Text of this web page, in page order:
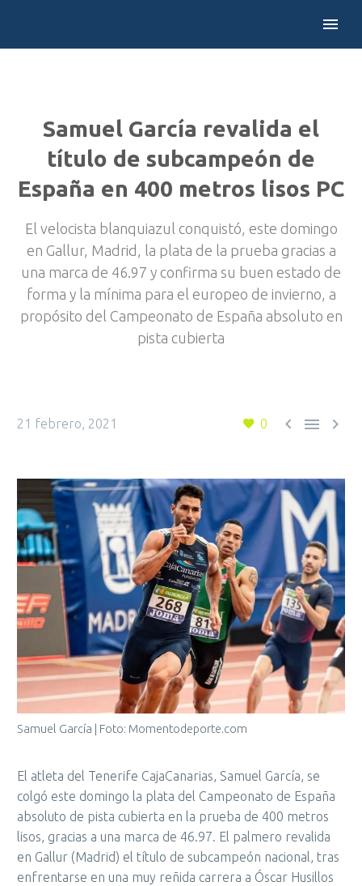
Samuel García revalida el
título de subcampeón de
España en 400 metros lisos PC
El velocista blanquiazul conquistó, este domingo
en Gallur, Madrid, la plata de la prueba gracias a
una marca de 46.97 y confirma su buen estado de
forma y la mínima para el europeo de invierno, a
propósito del Campeonato de España absoluto en
pista cubierta
0   
21 febrero, 2021
Samuel García | Foto: Momentodeporte.com
El atleta del Tenerife CajaCanarias, Samuel García, se
colgó este domingo la plata del Campeonato de España
absoluto de pista cubierta en la prueba de 400 metros
lisos, gracias a una marca de 46.97. El palmero revalida
en Gallur (Madrid) el título de subcampeón nacional, tras
enfrentarse en una muy reñida carrera a Óscar Husillos